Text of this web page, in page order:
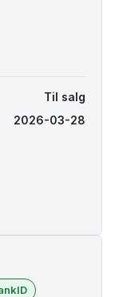
Til salg
2026-03-28